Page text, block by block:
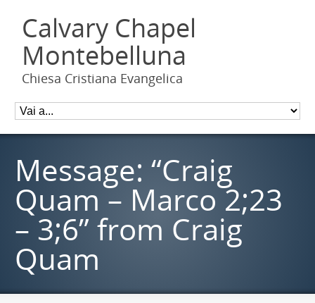
Calvary Chapel
Montebelluna
Chiesa Cristiana Evangelica
Message: “Craig
Quam – Marco 2;23
– 3;6” from Craig
Quam